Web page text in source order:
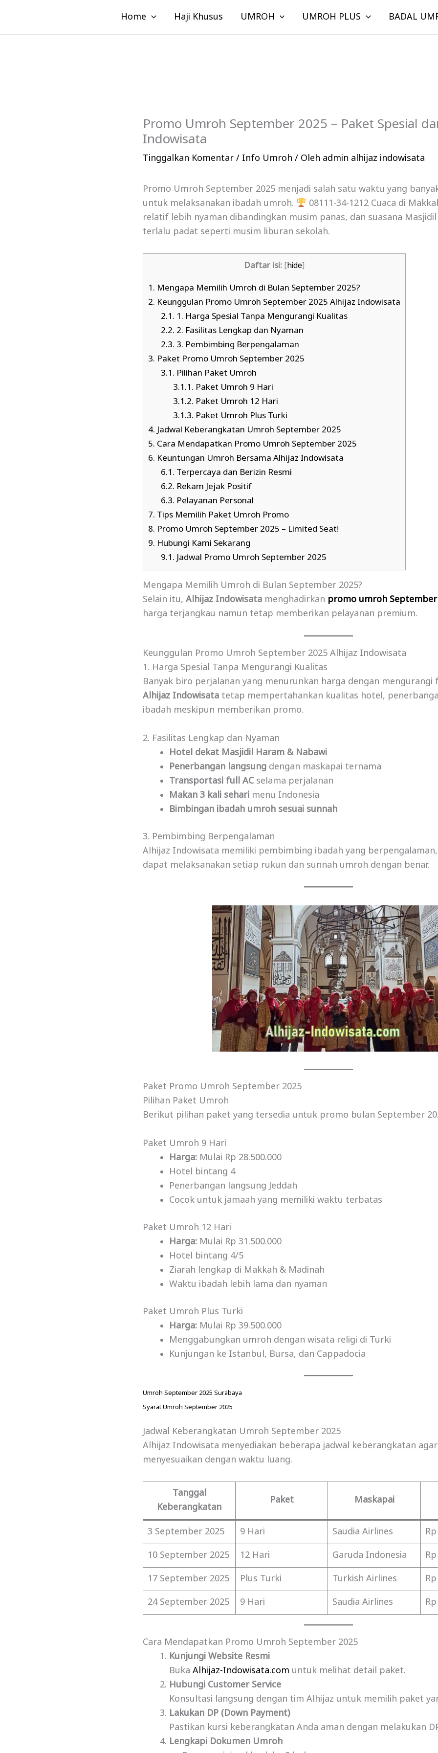
konten
Home Haji Khusus UMROH UMROH PLUS BADAL
Promo Umroh September 2025 – Paket Spesial
Indowisata
Tinggalkan Komentar / Info Umroh / Oleh admin alhijaz indowisata
Promo Umroh September 2025 menjadi salah satu waktu yang
untuk melaksanakan ibadah umroh.
08111-34-1212 Cuaca di
relatif lebih nyaman dibandingkan musim panas, dan suasana
terlalu padat seperti musim liburan sekolah.
Daftar isi: [hide]
1. Mengapa Memilih Umroh di Bulan September 2025?
2. Keunggulan Promo Umroh September 2025 Alhijaz Indowisata
2.1. 1. Harga Spesial Tanpa Mengurangi Kualitas
2.2. 2. Fasilitas Lengkap dan Nyaman
2.3. 3. Pembimbing Berpengalaman
3. Paket Promo Umroh September 2025
3.1. Pilihan Paket Umroh
3.1.1. Paket Umroh 9 Hari
3.1.2. Paket Umroh 12 Hari
3.1.3. Paket Umroh Plus Turki
4. Jadwal Keberangkatan Umroh September 2025
5. Cara Mendapatkan Promo Umroh September 2025
6. Keuntungan Umroh Bersama Alhijaz Indowisata
6.1. Terpercaya dan Berizin Resmi
6.2. Rekam Jejak Positif
6.3. Pelayanan Personal
7. Tips Memilih Paket Umroh Promo
8. Promo Umroh September 2025 – Limited Seat!
9. Hubungi Kami Sekarang
9.1. Jadwal Promo Umroh September 2025
Mengapa Memilih Umroh di Bulan September 2025?
Selain itu,Alhijaz Indowisata menghadirkan promo umroh September
harga terjangkau namun tetap memberikan pelayanan premium.
Keunggulan Promo Umroh September 2025 Alhijaz Indowisata
1. Harga Spesial Tanpa Mengurangi Kualitas
Banyak biro perjalanan yang menurunkan harga dengan mengurangi
Alhijaz Indowisata tetap mempertahankan kualitas hotel,
ibadah meskipun memberikan promo.
2. Fasilitas Lengkap dan Nyaman
Hotel dekat Masjidil Haram & Nabawi
Penerbangan langsung dengan maskapai ternama
Transportasi full AC selama perjalanan
Makan 3 kali sehari menu Indonesia
Bimbingan ibadah umroh sesuai sunnah
3. Pembimbing Berpengalaman
Alhijaz Indowisata memiliki pembimbing ibadah yang
dapat melaksanakan setiap rukun dan sunnah umroh dengan benar.
Paket Promo Umroh September 2025
Pilihan Paket Umroh
Berikut pilihan paket yang tersedia untuk promo bulan September
Paket Umroh 9 Hari
Harga: Mulai Rp 28.500.000
Hotel bintang 4
Penerbangan langsung Jeddah
Cocok untuk jamaah yang memiliki waktu terbatas
Paket Umroh 12 Hari
Harga: Mulai Rp 31.500.000
Hotel bintang 4/5
Ziarah lengkap di Makkah & Madinah
Waktu ibadah lebih lama dan nyaman
Paket Umroh Plus Turki
Harga: Mulai Rp 39.500.000
Menggabungkan umroh dengan wisata religi di Turki
Kunjungan ke Istanbul, Bursa, dan Cappadocia
Umroh September 2025 Surabaya
Syarat Umroh September 2025
Jadwal Keberangkatan Umroh September 2025
Alhijaz Indowisata menyediakan beberapa jadwal keberangkatan
menyesuaikan dengan waktu luang.
Tanggal
Keberangkatan
Paket Maskapai
3 September 2025 9 Hari Saudia Airlines
10 September 2025
12 Hari Garuda Indonesia
17 September 2025
Plus Turki Turkish Airlines
24 September 2025
9 Hari Saudia Airlines
Cara Mendapatkan Promo Umroh September 2025
Kunjungi Website Resmi
BukaAlhijaz-Indowisata.com untuk melihat detail paket.
Hubungi Customer Service
Konsultasi langsung dengan tim Alhijaz untuk memilih paket
Lakukan DP (Down Payment)
Pastikan kursi keberangkatan Anda aman dengan melakukan
Lengkapi Dokumen Umroh